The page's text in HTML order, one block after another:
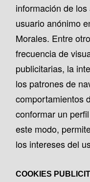
información de
usuario anónimo
Morales. Entre
frecuencia de
publicitarias, la
los patrones de
comportamientos
conformar un
este modo,
los intereses del
COOKIES